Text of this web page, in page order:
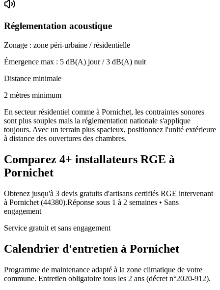
Réglementation acoustique
Zonage : zone péri-urbaine / résidentielle
Émergence max : 5 dB(A) jour /3 dB(A) nuit
Distance minimale
2 mètres minimum
En secteur résidentiel comme à Pornichet, les contraintes sonores
sont plus souples mais la réglementation nationale s'applique
toujours. Avec un terrain plus spacieux, positionnez l'unité extérieure
à distance des ouvertures des chambres.
Comparez 4+ installateurs RGE à
Pornichet
Obtenez jusqu'à 3 devis gratuits d'artisans certifiés RGE intervenant
à Pornichet (44380).Réponse sous 1 à 2 semaines • Sans
engagement
Service gratuit et sans engagement
Calendrier d'entretien à Pornichet
Programme de maintenance adapté à la zone climatique de votre
commune. Entretien obligatoire tous les 2 ans (décret n°2020-912).